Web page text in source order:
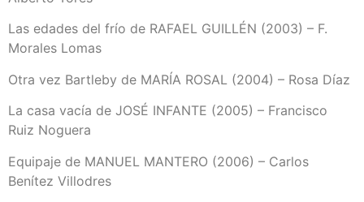
Las edades del frío de RAFAEL GUILLÉN (2003) – F.
Morales Lomas
Otra vez Bartleby de MARÍA ROSAL (2004) – Rosa Díaz
La casa vacía de JOSÉ INFANTE (2005) – Francisco
Ruiz Noguera
Equipaje de MANUEL MANTERO (2006) – Carlos
Benítez Villodres